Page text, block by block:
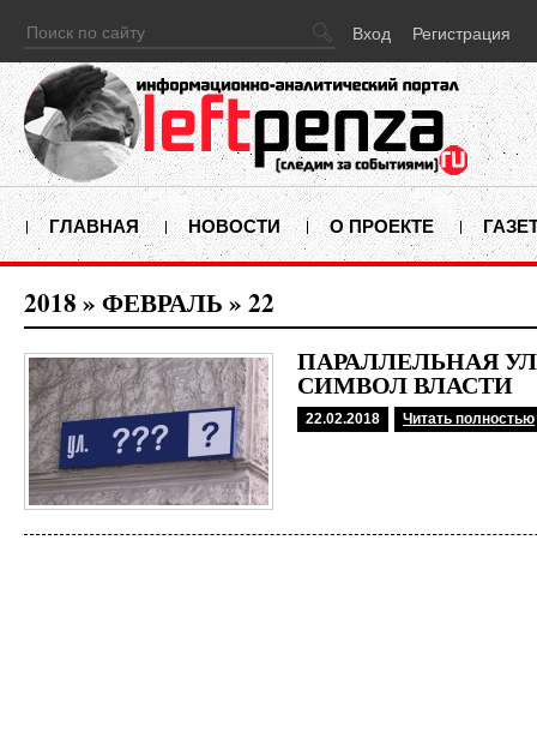
Вход Регистрация
ГЛАВНАЯ НОВОСТИ О ПРОЕКТЕ
2018 » ФЕВРАЛЬ » 22
ПАРАЛЛЕЛЬНАЯ
СИМВОЛ ВЛАСТИ
22.02.2018 Читать полностью